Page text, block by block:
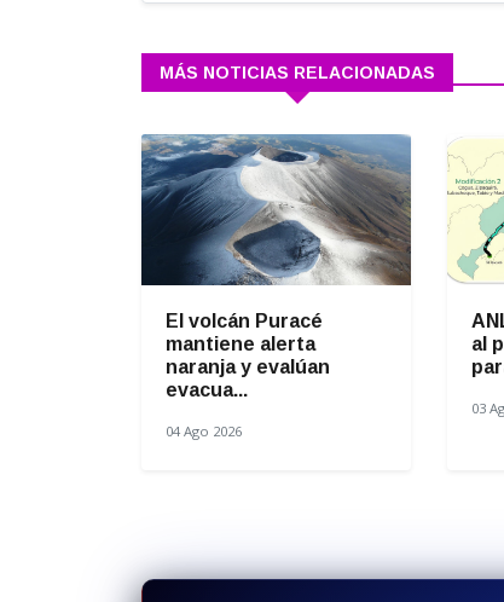
MÁS NOTICIAS RELACIONADAS
El volcán Puracé
mantiene alerta
naranja y evalúan
evacua...
04 Ago 2026
al
03